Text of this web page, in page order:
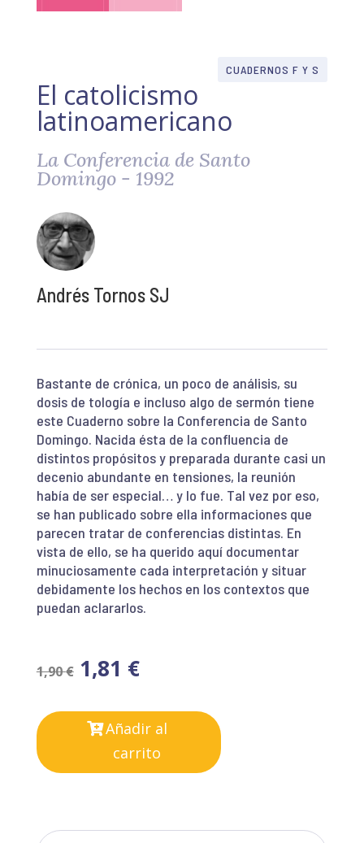
CUADERNOS F Y S
El catolicismo
latinoamericano
La Conferencia de Santo
Domingo - 1992
Andrés Tornos SJ
Bastante de crónica, un poco de análisis, su
dosis de tología e incluso algo de sermón tiene
este Cuaderno sobre la Conferencia de Santo
Domingo. Nacida ésta de la confluencia de
distintos propósitos y preparada durante casi un
decenio abundante en tensiones, la reunión
había de ser especial… y lo fue. Tal vez por eso,
se han publicado sobre ella informaciones que
parecen tratar de conferencias distintas. En
vista de ello, se ha querido aquí documentar
minuciosamente cada interpretación y situar
debidamente los hechos en los contextos que
puedan aclararlos.
1,90€ 1,81 €
Añadir al
carrito